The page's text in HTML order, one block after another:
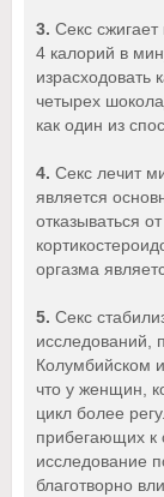
3. Секс
4 калорий в
израсходовать
четырех
как один из
4. Секс лечит
является
отказываться
оргазма
5. Секс
исследований,
Колумбийском
что у женщин,
цикл более
прибегающих к
исследование
благотворно